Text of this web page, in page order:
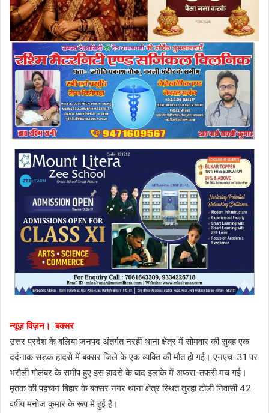
न्यूज़ विज़न। बक्सर
उत्तर प्रदेश के बलिया जनपद अंतर्गत नरहीं थाना क्षेत्र में सोमवार की सुबह एक
दर्दनाक सड़क हादसे में बक्सर जिले के एक व्यक्ति की मौत हो गई। एनएच-31 पर
भरौली गोलंबर के समीप हुए इस हादसे के बाद इलाके में अफरा-तफरी मच गई।
मृतक की पहचान बिहार के बक्सर नगर थाना क्षेत्र स्थित तुरहा टोली निवासी 42
वर्षीय मनोज कुमार के रूप में हुई है।